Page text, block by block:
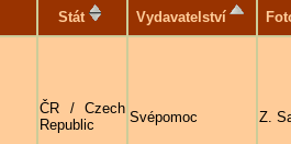
Stát Vydavatelství
ČR / Czech
Republic
Svépomoc Z.